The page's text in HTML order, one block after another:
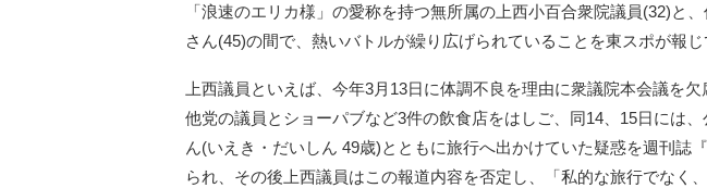
「浪速のエリカ様」の愛称を持つ無所属の上西小百合衆院議員(32)と
さん(45)の間で、熱いバトルが繰り広げられていることを東スポが報じ
上西議員といえば、今年3月13日に体調不良を理由に衆議院本会議を
他党の議員とショーパブなど3件の飲食店をはしご、同14、15日には
ん(いえき・だいしん 49歳)とともに旅行へ出かけていた疑惑を週刊誌
られ、その後上西議員はこの報道内容を否定し、「私的な旅行でなく